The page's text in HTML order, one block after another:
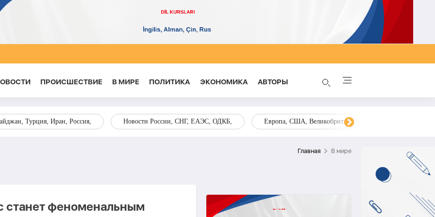
ПРОИСШЕСТВИЕ В МИРЕ ПОЛИТИКА ЭКОНОМИКА AВТОРЫ
Турция, Иран, Россия, Новости России, СНГ, ЕАЭС, ОДКБ, Европа, США, Великобритания, Украина, Запад,
Главная В мире
станет феноменальным